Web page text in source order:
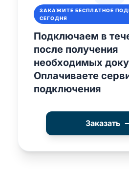
ЗАКАЖИТЕ БЕСПЛАТНОЕ
СЕГОДНЯ
Подключаем в
после получения
необходимых
Оплачиваете
подключения
Заказать